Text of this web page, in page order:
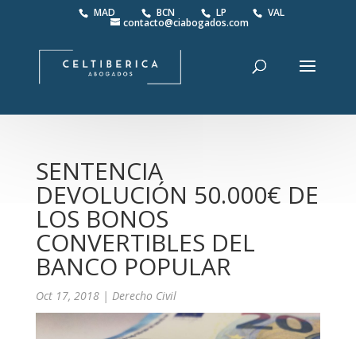
MAD BCN LP VAL
contacto@ciabogados.com
SENTENCIA
DEVOLUCIÓN 50.000€ DE
LOS BONOS
CONVERTIBLES DEL
BANCO POPULAR
Oct 17, 2018| Derecho Civil